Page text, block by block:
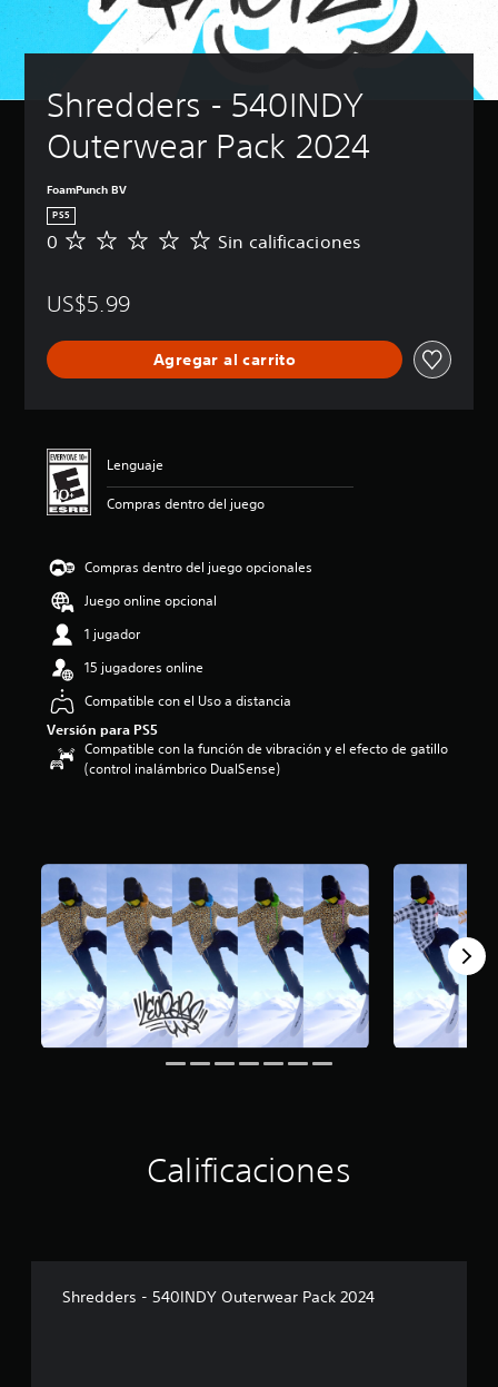
Shredders - 540INDY
Outerwear Pack 2024
FoamPunch BV
PS5
S
c
i
c
o
s
0 Sin calificaciones
US$5.99
Agregar al carrito
Lenguaje
Compras dentro del juego
Compras dentro del juego opcionales
Juego online opcional
1 jugador
15 jugadores online
Compatible con el Uso a distancia
Versión para PS5
Compatible con la función de vibración y el efecto de gatillo
(control inalámbrico DualSense)
Calificaciones
Shredders - 540INDY Outerwear Pack 2024